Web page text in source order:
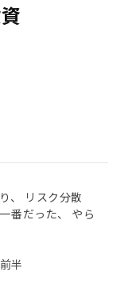
、 リスク分散
番だった、 やら
半